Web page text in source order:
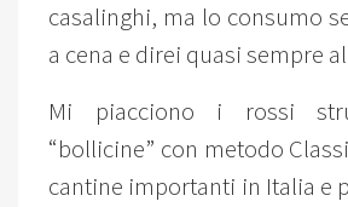
casalinghi, ma lo consumo
a cena e direi quasi sempre
Mi piacciono i rossi
“bollicine” con metodo
cantine importanti in Italia e